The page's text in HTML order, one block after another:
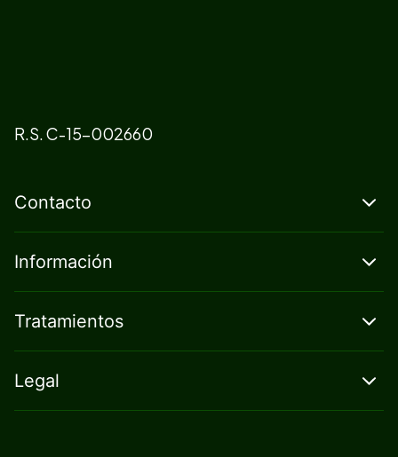
R.S. C-15-002660
Contacto
Información
Tratamientos
Legal